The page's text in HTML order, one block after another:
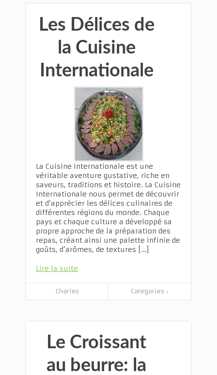
Les Délices de
la Cuisine
Internationale
La Cuisine Internationale est une
véritable aventure gustative, riche en
saveurs, traditions et histoire. La Cuisine
Internationale nous permet de découvrir
et d’apprécier les délices culinaires de
différentes régions du monde. Chaque
pays et chaque culture a développé sa
propre approche de la préparation des
repas, créant ainsi une palette infinie de
goûts, d’arômes, de textures […]
Lire la suite
Charles Categories ↓
Le Croissant
au beurre: la